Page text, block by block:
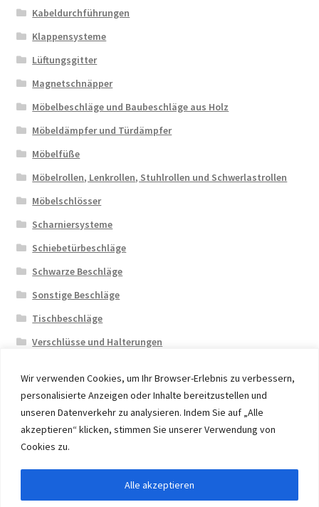
Wir verwenden Cookies, um Ihr Browser-Erlebnis zu verbessern,
personalisierte Anzeigen oder Inhalte bereitzustellen und
unseren Datenverkehr zu analysieren. Indem Sie auf „Alle
akzeptieren“ klicken, stimmen Sie unserer Verwendung von
Cookies zu.
Alle akzeptieren
Kabeldurchführungen
Klappensysteme
Lüftungsgitter
Magnetschnäpper
Möbelbeschläge und Baubeschläge aus Holz
Möbeldämpfer und Türdämpfer
Möbelfüße
Möbelrollen, Lenkrollen, Stuhlrollen und Schwerlastrollen
Möbelschlösser
Scharniersysteme
Schiebetürbeschläge
Schwarze Beschläge
Sonstige Beschläge
Tischbeschläge
Verschlüsse und Halterungen
© 2026 Eruon Trade UG, Germany, member of the ERUON